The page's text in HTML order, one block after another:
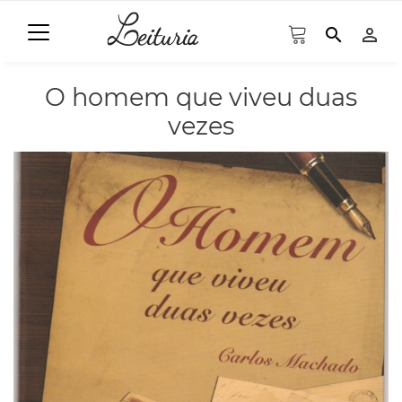
search person_outline
O homem que viveu duas
vezes